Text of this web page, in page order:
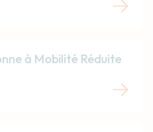
à Mobilité Réduite